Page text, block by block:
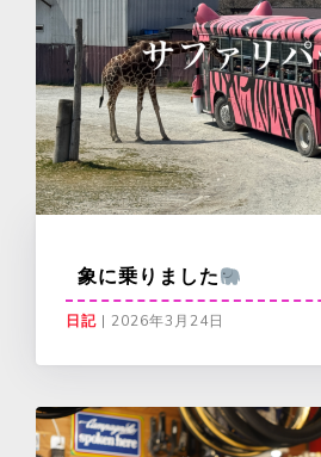
象に乗りました
日記 | 2026年3月24日